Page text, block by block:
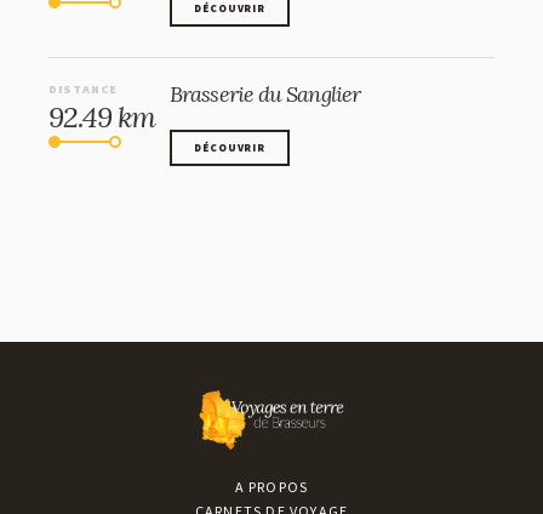
DÉCOUVRIR
DISTANCE
92.49 km
Brasserie du Sanglier
DÉCOUVRIR
A PROPOS